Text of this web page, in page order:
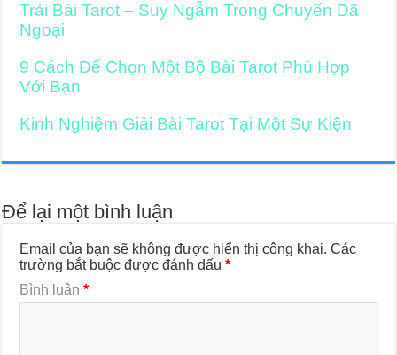
Trải Bài Tarot – Suy Ngẫm Trong Chuyến Dã
Ngoại
9 Cách Để Chọn Một Bộ Bài Tarot Phù Hợp
Với Bạn
Kinh Nghiệm Giải Bài Tarot Tại Một Sự Kiện
Để lại một bình luận
Email của bạn sẽ không được hiển thị công khai. Các
trường bắt buộc được đánh dấu*
Bình luận*